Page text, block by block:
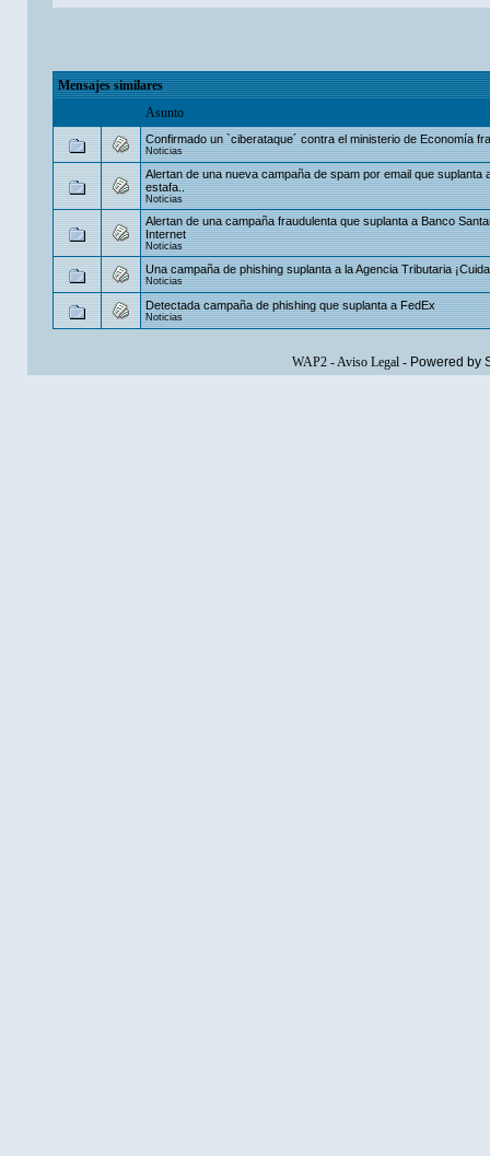
Mensajes similares
Asunto
Confirmado un `ciberataque´ contra el ministerio de Economía
Noticias
Alertan de una nueva campaña de spam por email que suplanta
estafa..
Noticias
Alertan de una campaña fraudulenta que suplanta a Banco
Internet
Noticias
Una campaña de phishing suplanta a la Agencia Tributaria
Noticias
Detectada campaña de phishing que suplanta a FedEx
Noticias
WAP2-Aviso Legal- Powered by